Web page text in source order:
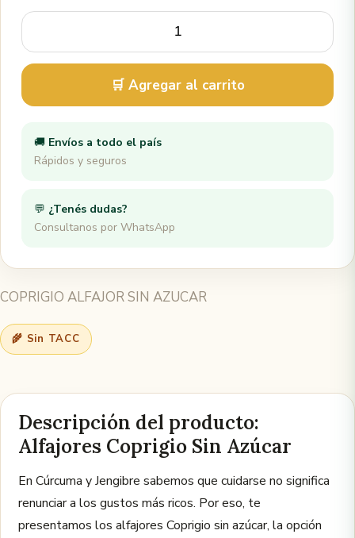
🛒 Agregar al carrito
🚚 Envíos a todo el país
Rápidos y seguros
💬 ¿Tenés dudas?
Consultanos por WhatsApp
COPRIGIO ALFAJOR SIN AZUCAR
🌾 Sin TACC
Descripción del producto:
Alfajores Coprigio Sin Azúcar
En Cúrcuma y Jengibre sabemos que cuidarse no significa
renunciar a los gustos más ricos. Por eso, te
presentamos los alfajores Coprigio sin azúcar, la opción